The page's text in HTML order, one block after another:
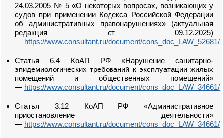
24.03.2005 № 5 «О некоторых вопросах, возникающих у
судов при применении Кодекса Российской Федерации
об административных правонарушениях» (актуальная
редакция от 09.12.2025)
— https://www.consultant.ru/document/cons_doc_LAW_52681/
Статья 6.4 КоАП РФ «Нарушение санитарно-
эпидемиологических требований к эксплуатации жилых
помещений и общественных помещений»
— https://www.consultant.ru/document/cons_doc_LAW_34661/
Статья 3.12 КоАП РФ «Административное
приостановление деятельности»
— https://www.consultant.ru/document/cons_doc_LAW_34661/